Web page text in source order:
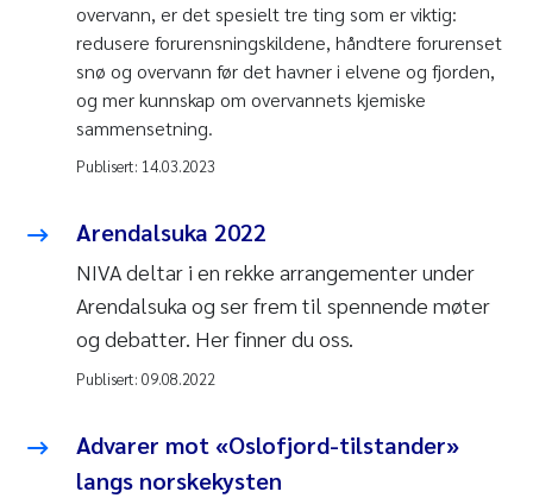
overvann, er det spesielt tre ting som er viktig:
redusere forurensningskildene, håndtere forurenset
snø og overvann før det havner i elvene og fjorden,
og mer kunnskap om overvannets kjemiske
sammensetning.
Publisert: 14.03.2023
Arendalsuka 2022
NIVA deltar i en rekke arrangementer under
Arendalsuka og ser frem til spennende møter
og debatter. Her finner du oss.
Publisert: 09.08.2022
Advarer mot «Oslofjord-tilstander»
langs norskekysten